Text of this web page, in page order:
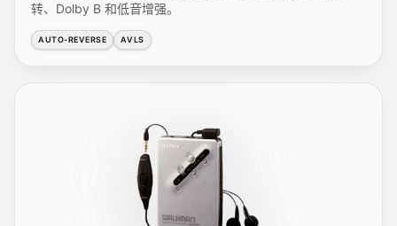
转、Dolby B 和低音增强。
AUTO-REVERSE AVLS